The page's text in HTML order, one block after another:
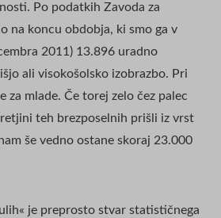
Po podatkih Zavoda za
na koncu obdobja, ki smo ga v
2011) 13.896 uradno
ali visokošolsko izobrazbo. Pri
za mlade. Če torej zelo čez palec
teh brezposelnih prišli iz vrst
še vedno ostane skoraj 23.000
je preprosto stvar statističnega